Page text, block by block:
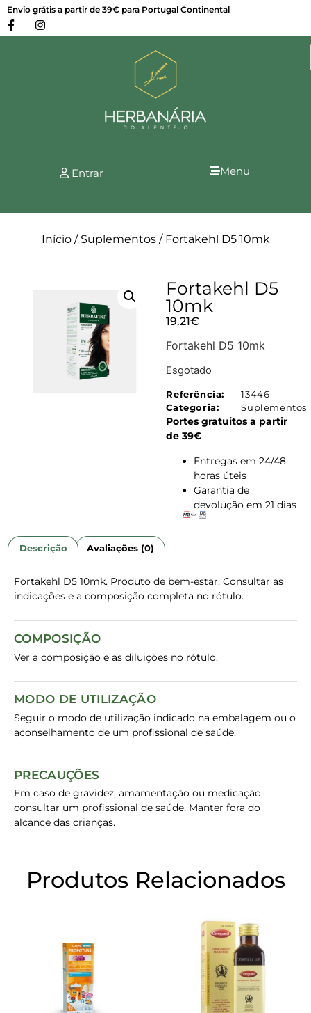
Envio grátis a partir de 39€ para Portugal Continental
Entrar Menu
Início/ Suplementos/ Fortakehl D5 10mk
Fortakehl D5
10mk
19.21€
Fortakehl D5 10mk
Esgotado
Referência:
13446
Categoria:
Suplementos
Portes gratuitos a partir
de 39€
Entregas em 24/48
horas úteis
Garantia de
devolução em 21 dias
Descrição Avaliações (0)
Fortakehl D5 10mk. Produto de bem-estar. Consultar as
indicações e a composição completa no rótulo.
COMPOSIÇÃO
Ver a composição e as diluições no rótulo.
MODO DE UTILIZAÇÃO
Seguir o modo de utilização indicado na embalagem ou o
aconselhamento de um profissional de saúde.
PRECAUÇÕES
Em caso de gravidez, amamentação ou medicação,
consultar um profissional de saúde. Manter fora do
alcance das crianças.
Produtos Relacionados